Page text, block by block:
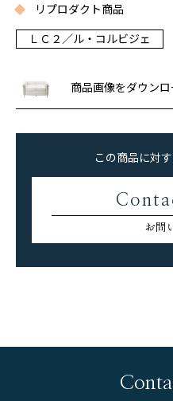
リプロダクト商品
ＬＣ２／ル・コルビジェ
商品画像をダウン
この商品に対
お問